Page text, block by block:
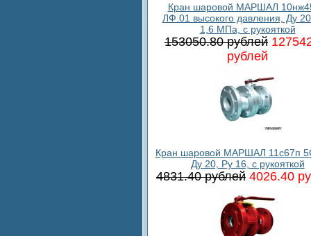
Кран шаровой МАРШАЛ
ЛФ.01 высокого давления, Ду
1,6 МПа, с рукояткой
153050.80 рублей
рублей
Кран шаровой МАРШАЛ 11с67п
Ду 20, Ру 16, с рукояткой
4831.40 рублей 4026.40